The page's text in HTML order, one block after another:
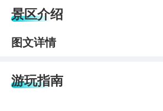
景区介绍
图文详情
游玩指南